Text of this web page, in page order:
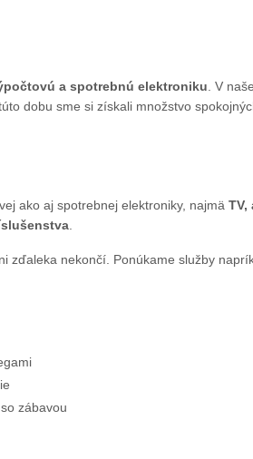
a spotrebnú elektroniku. V
dobu sme si získali množstvo
ako aj spotrebnej elektroniky, najmä TV,
.
zďaleka nekončí. Ponúkame služby
zábavou